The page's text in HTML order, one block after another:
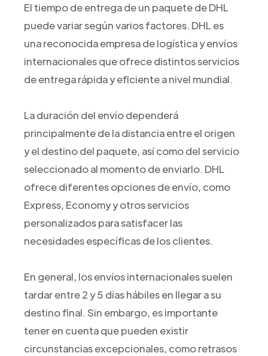
El tiempo de entrega de un paquete de DHL
puede variar según varios factores. DHL es
una reconocida empresa de logística y envíos
internacionales que ofrece distintos servicios
de entrega rápida y eficiente a nivel mundial.
La duración del envío dependerá
principalmente de la distancia entre el origen
y el destino del paquete, así como del servicio
seleccionado al momento de enviarlo. DHL
ofrece diferentes opciones de envío, como
Express, Economy y otros servicios
personalizados para satisfacer las
necesidades específicas de los clientes.
En general, los envíos internacionales suelen
tardar entre 2 y 5 días hábiles en llegar a su
destino final. Sin embargo, es importante
tener en cuenta que pueden existir
circunstancias excepcionales, como retrasos